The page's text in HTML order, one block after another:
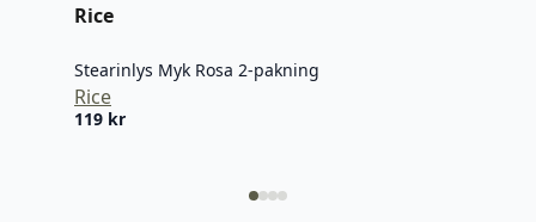
Rice
Stearinlys Myk Rosa 2-pakning
Rice
119 kr